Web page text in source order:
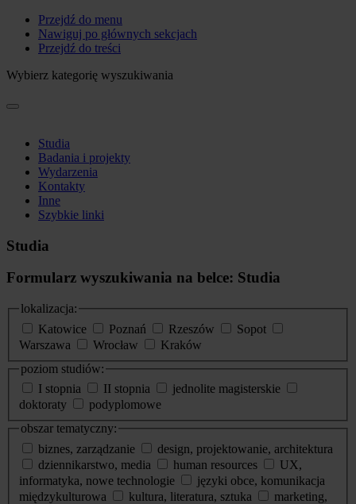
Przejdź do menu
Nawiguj po głównych sekcjach
Przejdź do treści
Wybierz kategorię wyszukiwania
Studia
Badania i projekty
Wydarzenia
Kontakty
Inne
Szybkie linki
Studia
Formularz wyszukiwania na belce: Studia
lokalizacja:
Katowice
Poznań Rzeszów
Sopot
Warszawa
Wrocław
Kraków
poziom studiów:
I stopnia
II stopnia
jednolite magisterskie
doktoraty
podyplomowe
obszar tematyczny:
biznes, zarządzanie
design, projektowanie, architektura
dziennikarstwo, media
human resources
UX,
informatyka, nowe technologie
języki obce, komunikacja
międzykulturowa
kultura, literatura, sztuka
marketing,